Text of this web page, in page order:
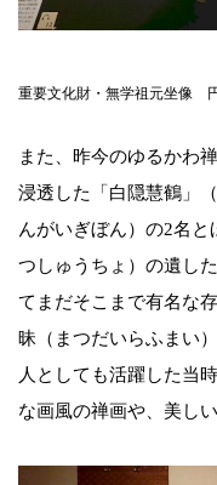
重要文化財・無学祖元坐像
また、昨今のゆるかわ
浸透した「白隠慧鶴」
んがいぎぼん）の2名と
つしゅうちょ）の遺し
てまだそこまで有名な
昧（まつだいらふまい
人としても活躍した当
な画風の禅画や、美し